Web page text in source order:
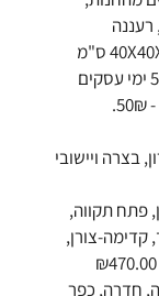
משלוח: חבילה שגודלה מגיע עד 40X40X40 ס"מ
ומשקלה עד 15 ק"ג, זמן אספקה עד 5 ימי עסקים
בצרה ויישובי
פתח תקווה,
קדימה-צורן,
חדרה, כפר